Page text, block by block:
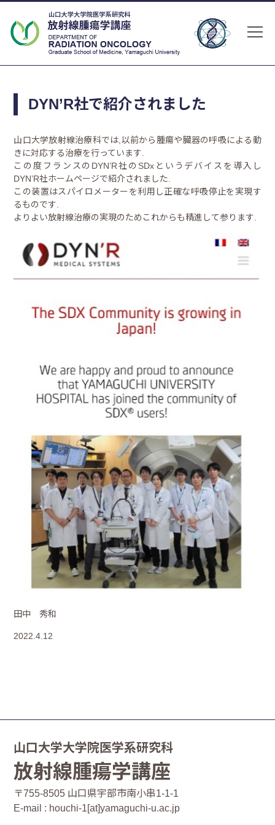
DYN’R社で紹介されました
山口大学放射線治療科では,以前から腫瘍や臓器の呼吸による動
きに対応する治療を行っています.
この度フランスのDYN’R社のSDxというデバイスを導入し
DYN’R社ホームページで紹介されました.
この装置はスパイロメーターを利用し正確な呼吸停止を実現す
るものです.
よりよい放射線治療の実現のためこれからも精進して参ります.
田中 秀和
2022.4.12
山口大学大学院医学系研究科
放射線腫瘍学講座
〒755-8505 山口県宇部市南小串1-1-1
E-mail : houchi-1[at]yamaguchi-u.ac.jp